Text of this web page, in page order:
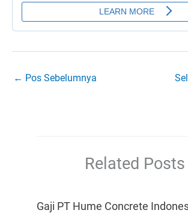
← Pos Sebelumnya
Related Posts
Gaji PT Hume Concrete